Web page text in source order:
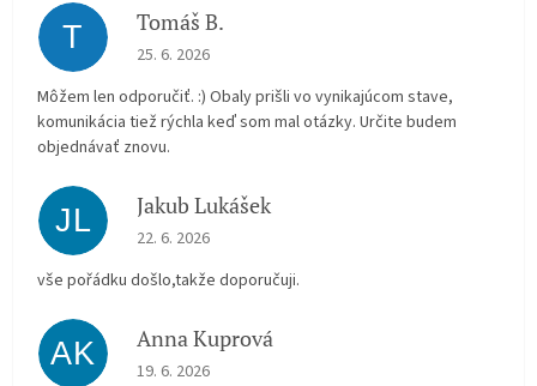
T Tomáš B.
The store rating is 5 out of 5 stars.
25. 6. 2026
Môžem len odporučiť. :) Obaly prišli vo vynikajúcom stave,
komunikácia tiež rýchla keď som mal otázky. Určite budem
objednávať znovu.
JL Jakub Lukášek
The store rating is 5 out of 5 stars.
22. 6. 2026
vše pořádku došlo,takže doporučuji.
AK Anna Kuprová
The store rating is 5 out of 5 stars.
19. 6. 2026